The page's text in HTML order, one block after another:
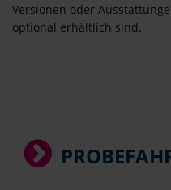
Versionen oder
optional erhältlich sind.